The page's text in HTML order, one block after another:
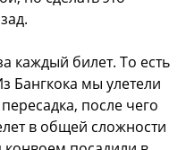
каждый билет. То есть
Бангкока мы улетели
после чего
в общей сложности